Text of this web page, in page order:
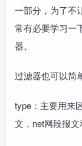
一部分，为了不
常有必要学习一
器。
过滤器也可以简
type：主要用来
文，net网段报文